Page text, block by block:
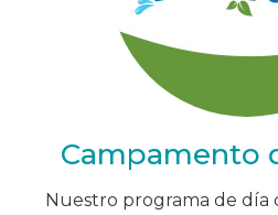
Campamento
Nuestro programa de día